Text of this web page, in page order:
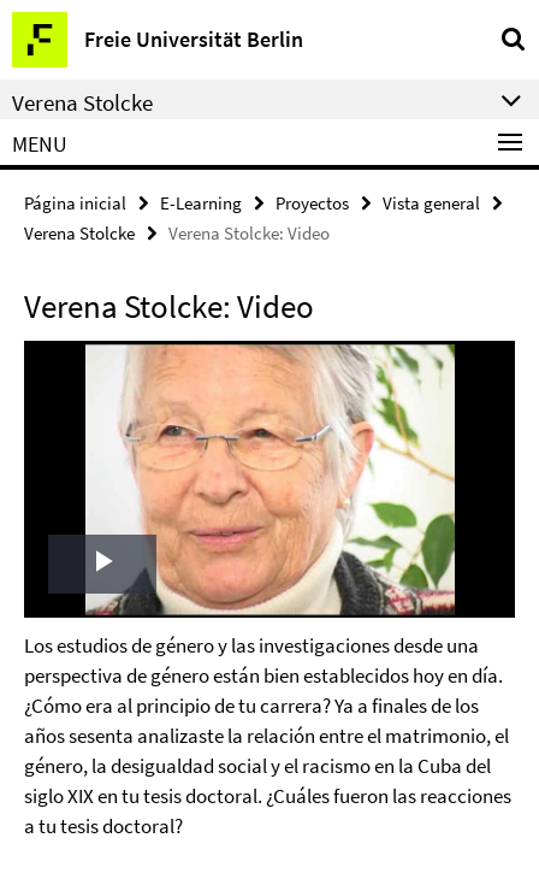
Springe
direkt
zu
Inhalt
Freie Universität Berlin
Herramientas
de
navegación
Verena Stolcke
MENU
Página inicial E-Learning Proyectos
Vista general
Verena Stolcke
Verena Stolcke: Video
Verena Stolcke: Video
Play
Video
Los estudios de género y las investigaciones desde una
perspectiva de género están bien establecidos hoy en día.
¿Cómo era al principio de tu carrera? Ya a finales de los
años sesenta analizaste la relación entre el matrimonio, el
género, la desigualdad social y el racismo en la Cuba del
siglo XIX en tu tesis doctoral. ¿Cuáles fueron las reacciones
a tu tesis doctoral?